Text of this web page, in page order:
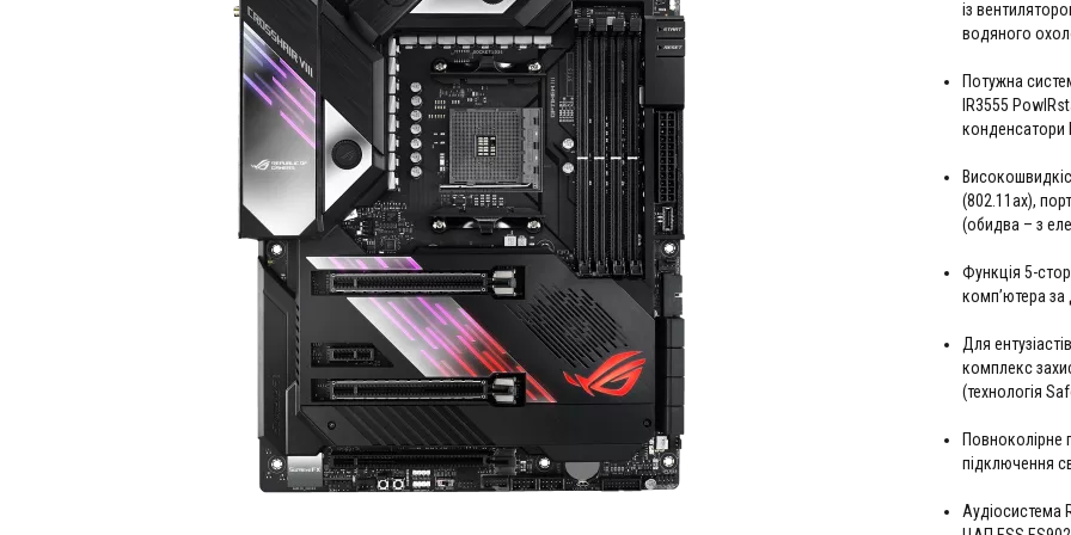
із
водяного
Потужна
IR3555
конденсатори
(802.11ax),
(обидва – з
Функція 5-
комп’ютера
Для
комплекс
(технологія
Повноколірне
підключення
Аудіосистема